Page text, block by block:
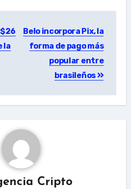
la
Belo incorpora Pix, la
forma de pago más
popular entre
brasileños
Cripto